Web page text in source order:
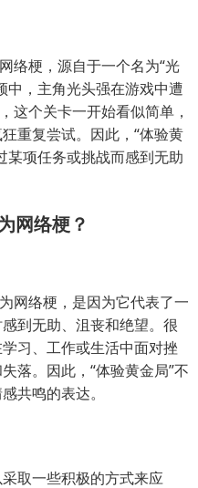
络梗，源自于一个名为“光
中，主角光头强在游戏中遭
这个关卡一开始看似简单，
重复尝试。因此，“体验黄
某项任务或挑战而感到无助
网络梗？
网络梗，是因为它代表了一
到无助、沮丧和绝望。很
习、工作或生活中面对挫
落。因此，“体验黄金局”不
共鸣的表达。
取一些积极的方式来应